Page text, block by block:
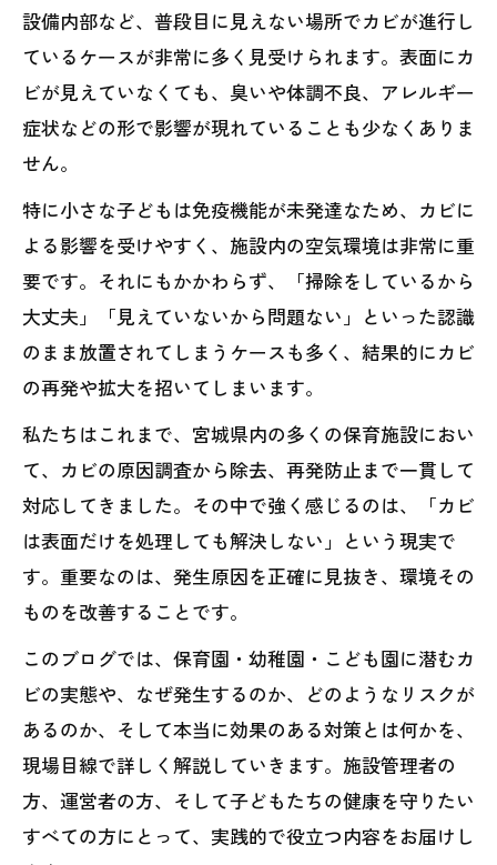
設備内部など、普段目に見えない場所でカビが進行し
ているケースが非常に多く見受けられます。表面にカ
ビが見えていなくても、臭いや体調不良、アレルギー
症状などの形で影響が現れていることも少なくありま
せん。
特に小さな子どもは免疫機能が未発達なため、カビに
よる影響を受けやすく、施設内の空気環境は非常に重
要です。それにもかかわらず、「掃除をしているから
大丈夫」「見えていないから問題ない」といった認識
のまま放置されてしまうケースも多く、結果的にカビ
の再発や拡大を招いてしまいます。
私たちはこれまで、宮城県内の多くの保育施設におい
て、カビの原因調査から除去、再発防止まで一貫して
対応してきました。その中で強く感じるのは、「カビ
は表面だけを処理しても解決しない」という現実で
す。重要なのは、発生原因を正確に見抜き、環境その
ものを改善することです。
このブログでは、保育園・幼稚園・こども園に潜むカ
ビの実態や、なぜ発生するのか、どのようなリスクが
あるのか、そして本当に効果のある対策とは何かを、
現場目線で詳しく解説していきます。施設管理者の
方、運営者の方、そして子どもたちの健康を守りたい
すべての方にとって、実践的で役立つ内容をお届けし